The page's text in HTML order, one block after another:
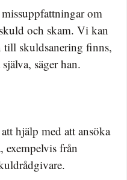
om
och skam. Vi kan
skuldsanering finns,
säger han.
hjälp med att ansöka
exempelvis från